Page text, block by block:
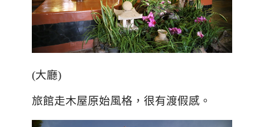
(大廳)
旅館走木屋原始風格，很有渡假感。